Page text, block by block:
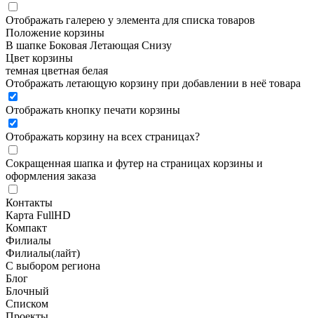
Отображать галерею у элемента для списка товаров
Положение корзины
В шапке Боковая Летающая Снизу
Цвет корзины
темная цветная белая
Отображать летающую корзину при добавлении в неё товара
Отображать кнопку печати корзины
Отображать корзину на всех страницах?
Сокращенная шапка и футер на страницах корзины и
оформления заказа
Контакты
Карта FullHD
Компакт
Филиалы
Филиалы(лайт)
С выбором региона
Блог
Блочный
Списком